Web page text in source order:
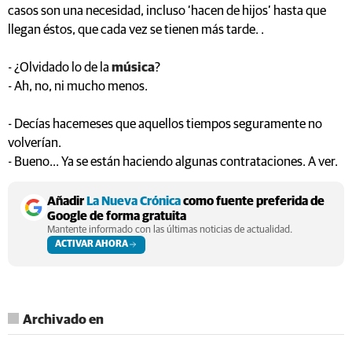
casos son una necesidad, incluso ‘hacen de hijos’ hasta que
llegan éstos, que cada vez se tienen más tarde. .
- ¿Olvidado lo de la música?
- Ah, no, ni mucho menos.
- Decías hacemeses que aquellos tiempos seguramente no
volverían.
- Bueno... Ya se están haciendo algunas contrataciones. A ver.
AñadirLa Nueva Crónicacomo fuente preferida de
Google de forma gratuita
Mantente informado con las últimas noticias de actualidad.
ACTIVAR AHORA
Archivado en